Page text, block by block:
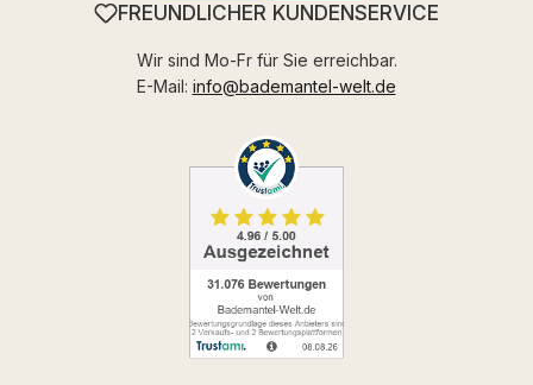
FREUNDLICHER KUNDENSERVICE
Wir sind Mo-Fr für Sie erreichbar.
E-Mail: info@bademantel-welt.de